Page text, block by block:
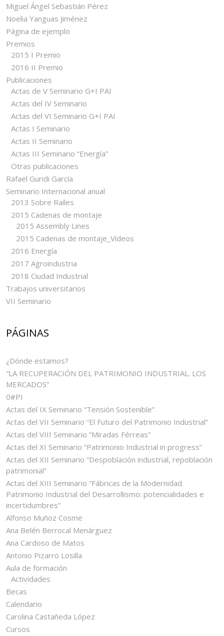
Miguel Ángel Sebastián Pérez
Noelia Yanguas Jiménez
Página de ejemplo
Premios
2015 I Premio
2016 II Premio
Publicaciones
Actas de V Seminario G+I PAI
Actas del IV Seminario
Actas del VI Seminario G+I PAI
Actas I Seminario
Actas II Seminario
Actas III Seminario “Energía”
Otras publicaciones
Rafael Guridi García
Seminario Internacional anual
2013 Sobre Raíles
2015 Cadenas de montaje
2015 Assembly Lines
2015 Cadenas de montaje_Vídeos
2016 Energía
2017 Agroindustria
2018 Ciudad Industrial
Trabajos universitarios
VII Seminario
PÁGINAS
¿Dónde estamos?
“LA RECUPERACIÓN DEL PATRIMONIO INDUSTRIAL. LOS
MERCADOS”
0#PI
Actas del IX Seminario “Tensión Sostenible”
Actas del VII Seminario “El Futuro del Patrimonio Industrial”
Actas del VIII Seminario “Miradas Férreas”
Actas del XI Seminario “Patrimonio Industrial in progress”
Actas del XII Seminario “Despoblación industrial, repoblación
patrimonial”
Actas del XIII Seminario “Fábricas de la Modernidad.
Patrimonio Industrial del Desarrollismo: potencialidades e
incertidumbres”
Alfonso Muñoz Cosme
Ana Belén Berrocal Menárguez
Ana Cardoso de Matos
Antonio Pizarro Losilla
Aula de formación
Actividades
Becas
Calendario
Carolina Castañeda López
Cursos